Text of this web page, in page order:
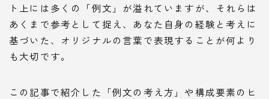
ト上には多くの「例文」が溢れていますが、それらは
あくまで参考として捉え、あなた自身の経験と考えに
基づいた、オリジナルの言葉で表現することが何より
も大切です。
この記事で紹介した「例文の考え方」や構成要素のヒ